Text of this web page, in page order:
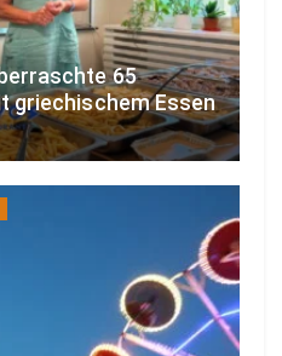
65
griechischem Essen